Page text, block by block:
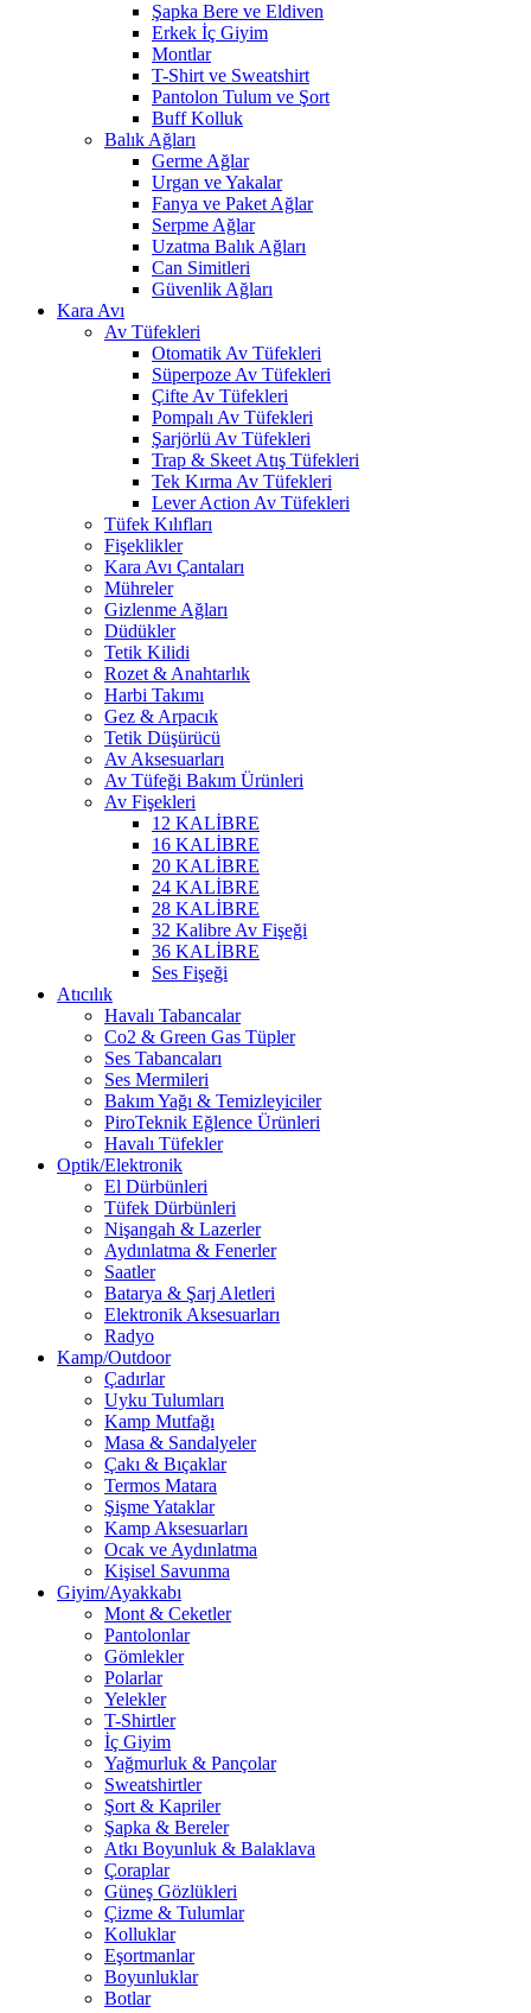
Şapka Bere ve Eldiven
Erkek İç Giyim
Montlar
T-Shirt ve Sweatshirt
Pantolon Tulum ve Şort
Buff Kolluk
Balık Ağları
Germe Ağlar
Urgan ve Yakalar
Fanya ve Paket Ağlar
Serpme Ağlar
Uzatma Balık Ağları
Can Simitleri
Güvenlik Ağları
Kara Avı
Av Tüfekleri
Otomatik Av Tüfekleri
Süperpoze Av Tüfekleri
Çifte Av Tüfekleri
Pompalı Av Tüfekleri
Şarjörlü Av Tüfekleri
Trap & Skeet Atış Tüfekleri
Tek Kırma Av Tüfekleri
Lever Action Av Tüfekleri
Tüfek Kılıfları
Fişeklikler
Kara Avı Çantaları
Mühreler
Gizlenme Ağları
Düdükler
Tetik Kilidi
Rozet & Anahtarlık
Harbi Takımı
Gez & Arpacık
Tetik Düşürücü
Av Aksesuarları
Av Tüfeği Bakım Ürünleri
Av Fişekleri
12 KALİBRE
16 KALİBRE
20 KALİBRE
24 KALİBRE
28 KALİBRE
32 Kalibre Av Fişeği
36 KALİBRE
Ses Fişeği
Atıcılık
Havalı Tabancalar
Co2 & Green Gas Tüpler
Ses Tabancaları
Ses Mermileri
Bakım Yağı & Temizleyiciler
PiroTeknik Eğlence Ürünleri
Havalı Tüfekler
Optik/Elektronik
El Dürbünleri
Tüfek Dürbünleri
Nişangah & Lazerler
Aydınlatma & Fenerler
Saatler
Batarya & Şarj Aletleri
Elektronik Aksesuarları
Radyo
Kamp/Outdoor
Çadırlar
Uyku Tulumları
Kamp Mutfağı
Masa & Sandalyeler
Çakı & Bıçaklar
Termos Matara
Şişme Yataklar
Kamp Aksesuarları
Ocak ve Aydınlatma
Kişisel Savunma
Giyim/Ayakkabı
Mont & Ceketler
Pantolonlar
Gömlekler
Polarlar
Yelekler
T-Shirtler
İç Giyim
Yağmurluk & Pançolar
Sweatshirtler
Şort & Kapriler
Şapka & Bereler
Atkı Boyunluk & Balaklava
Çoraplar
Güneş Gözlükleri
Çizme & Tulumlar
Kolluklar
Eşortmanlar
Boyunluklar
Botlar